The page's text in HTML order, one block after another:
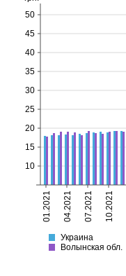
Украина
Волынская
01.2021 04.2021 07.2021 10.2021
10
15
20
25
30
35
40
45
50
Украина
Волынская обл.